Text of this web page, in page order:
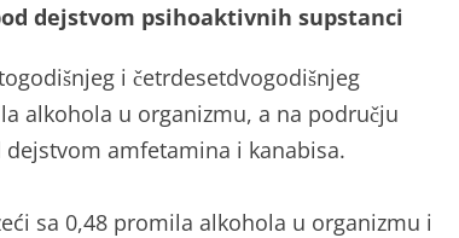
dejstvom psihoaktivnih supstanci
i četrdesetdvogodišnjeg
alkohola u organizmu, a na području
dejstvom amfetamina i kanabisa.
sa 0,48 promila alkohola u organizmu i